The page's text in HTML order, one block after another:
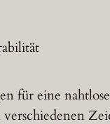
für eine
verschiedenen